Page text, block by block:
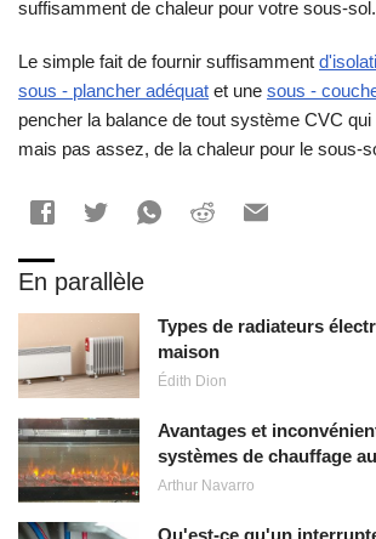
suffisamment de chaleur pour votre sous-sol.
Le simple fait de fournir suffisamment
sous - plancher adéquat et une sous -
pencher la balance de tout système CVC qui
mais pas assez, de la chaleur pour le sous-
En parallèle
Types de radiateurs
maison
Édith Dion
Avantages et
systèmes de chauffage
Arthur Navarro